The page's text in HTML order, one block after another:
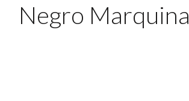
Negro Marquina